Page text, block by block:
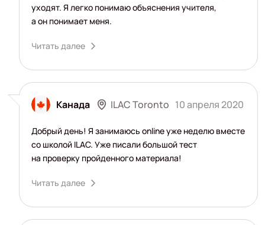
уходят. Я легко понимаю объяснения учителя,
а он понимает меня.
Читать далее
Канада ILAC Toronto 10 апреля 2020
Добрый день! Я занимаюсь online уже неделю вместе
со школой ILAC. Уже писали большой тест
на проверку пройденного материала!
Читать далее